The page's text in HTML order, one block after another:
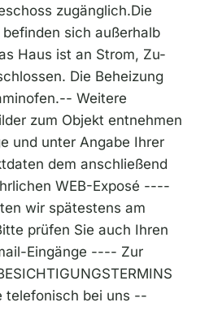
zugänglich.Die
sich außerhalb
Haus ist an Strom, Zu-
Die Beheizung
Weitere
zum Objekt entnehmen
und unter Angabe Ihrer
dem anschließend
WEB-Exposé ----
wir spätestens am
prüfen Sie auch Ihren
Eingänge ---- Zur
telefonisch bei uns --